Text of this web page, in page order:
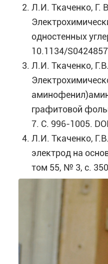
Л.И. Ткаченко, Г.
одностенных
10.1134/
Л.И. Ткаченко,
графитовой
7. С. 996-1005.
Л.И. Ткаченко,
электрод на
том 55, № 3, с.